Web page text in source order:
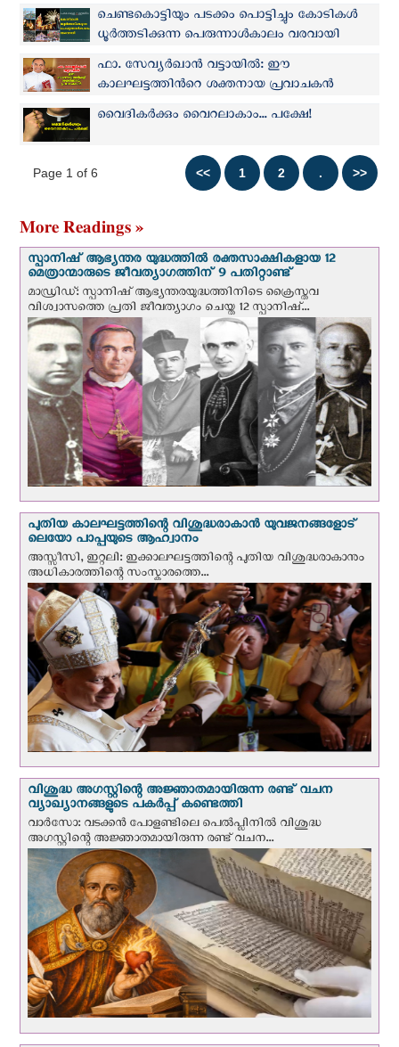
ചെണ്ടകൊട്ടിയും പടക്കം പൊട്ടിച്ചും കോടികള്‍
ധൂര്‍ത്തടിക്കുന്ന പെരുന്നാള്‍കാലം വരവായി
ഫാ. സേവ്യര്‍ഖാന്‍ വട്ടായില്‍: ഈ
കാലഘട്ടത്തിന്‍റെ ശക്തനായ പ്രവാചകന്‍
വൈദികര്‍ക്കും വൈറലാകാം... പക്ഷേ!
Page 1 of 6
More Readings »
സ്പാനിഷ് ആഭ്യന്തര യുദ്ധത്തില്‍ രക്തസാക്ഷികളായ 12
മെത്രാന്മാരുടെ ജീവത്യാഗത്തിന് 9 പതിറ്റാണ്ട്
മാഡ്രിഡ്: സ്പാനിഷ് ആഭ്യന്തരയുദ്ധത്തിനിടെ ക്രൈസ്തവ
വിശ്വാസത്തെ പ്രതി ജീവത്യാഗം ചെയ്ത 12 സ്പാനിഷ്...
പുതിയ കാലഘട്ടത്തിന്റെ വിശുദ്ധരാകാന്‍ യുവജനങ്ങളോട്
ലെയോ പാപ്പയുടെ ആഹ്വാനം
അസ്സീസി, ഇറ്റലി: ഇക്കാലഘട്ടത്തിന്റെ പുതിയ വിശുദ്ധരാകാനും
അധികാരത്തിന്റെ സംസ്കാരത്തെ...
വിശുദ്ധ അഗസ്റ്റിന്റെ അജ്ഞാതമായിരുന്ന രണ്ട് വചന
വ്യാഖ്യാനങ്ങളുടെ പകര്‍പ്പ് കണ്ടെത്തി
വാര്‍സോ: വടക്കൻ പോളണ്ടിലെ പെൽപ്ലിനില്‍ വിശുദ്ധ
അഗസ്റ്റിന്റെ അജ്ഞാതമായിരുന്ന രണ്ട് വചന...